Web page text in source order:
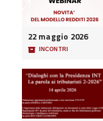
22 maggio 2026
📦 INCONTRI